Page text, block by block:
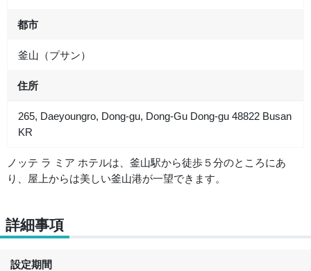
都市
釜山（プサン）
住所
265, Daeyoungro, Dong-gu, Dong-Gu Dong-gu 48822 Busan
KR
ノッテ ラ ミア ホテルは、釜山駅から徒歩５分のところにあ
り、屋上からは美しい釜山港が一望できます。
詳細事項
設定期間